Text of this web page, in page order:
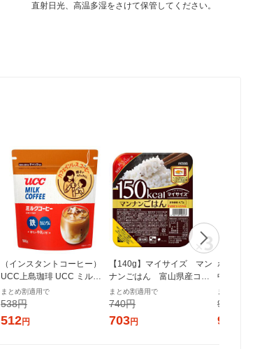
直射日光、高温多湿をさけて保管してください。
（インスタントコーヒー）
UCC上島珈琲 UCC ミルク
コーヒー 1袋（180g）
まとめ割適用で
538円
512円
【140g】マイサイズ マン
ナンごはん 富山県産コシ
ヒカリ 小盛り 150kcal
3食 大塚食品 パックご飯
まとめ割適用で
740円
703円
ボンカレ
中辛
3）大塚
レンジ対
まとめ割適
960円
912